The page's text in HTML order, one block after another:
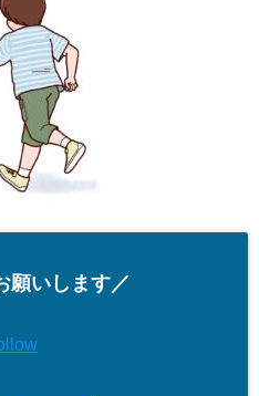
願いします／